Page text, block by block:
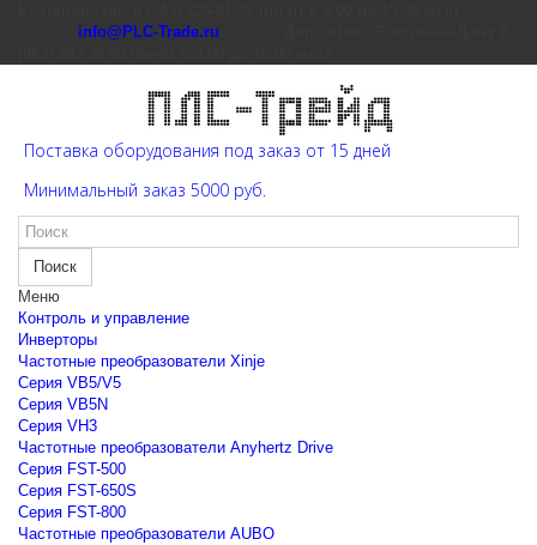
info@PLC-Trade.ru
Поставка оборудования под заказ от 15 дней
Минимальный заказ 5000 руб.
Поиск
Меню
Контроль и управление
Инверторы
Частотные преобразователи Xinje
Cерия VB5/V5
Cерия VB5N
Cерия VH3
Частотные преобразователи Anyhertz Drive
Серия FST-500
Серия FST-650S
Серия FST-800
Частотные преобразователи AUBO